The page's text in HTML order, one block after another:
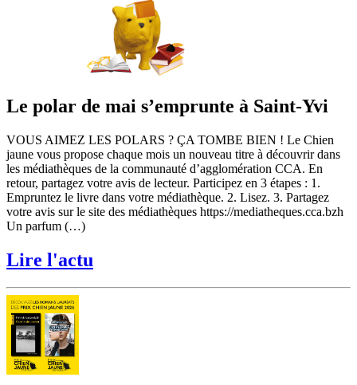
Le polar de mai s’emprunte à Saint-Yvi
VOUS AIMEZ LES POLARS ? ÇA TOMBE BIEN ! Le Chien
jaune vous propose chaque mois un nouveau titre à découvrir dans
les médiathèques de la communauté d’agglomération CCA. En
retour, partagez votre avis de lecteur. Participez en 3 étapes : 1.
Empruntez le livre dans votre médiathèque. 2. Lisez. 3. Partagez
votre avis sur le site des médiathèques https://mediatheques.cca.bzh
Un parfum (…)
Lire l'actu